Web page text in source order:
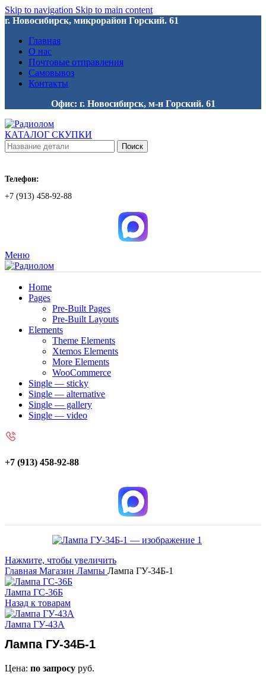
Skip to navigation Skip to main content
г. Новосибирск, микрорайон Горский. 61
Главная
О нас
Почтовые отправления
Самовывоз
Контакты
Офис: г. Новосибирск, м-н Горский. 61
КАТАЛОГ СКУПКИ
Поиск
Телефон:
+7 (913) 458-92-88
Меню
Home
Pages
Pre-Built Pages
Pre-Built Layouts
Elements
Theme Elements
Xtemos Elements
More Elements
WooCommerce
Single — sticky
Single — alternative
Single — gallery
Single — video
+7 (913) 458-92-88
Нажмите, чтобы увеличить
Главная Магазин Лампы Лампа ГУ-34Б-1
Лампа ГС-36Б
Назад к товарам
Лампа ГУ-43А
Лампа ГУ-34Б-1
Цена: по запросу руб.